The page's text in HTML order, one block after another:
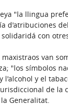
"la llingua
d'atribuciones
con
van
"los símbolos
y l'alcohol y el
de
Generalitat.